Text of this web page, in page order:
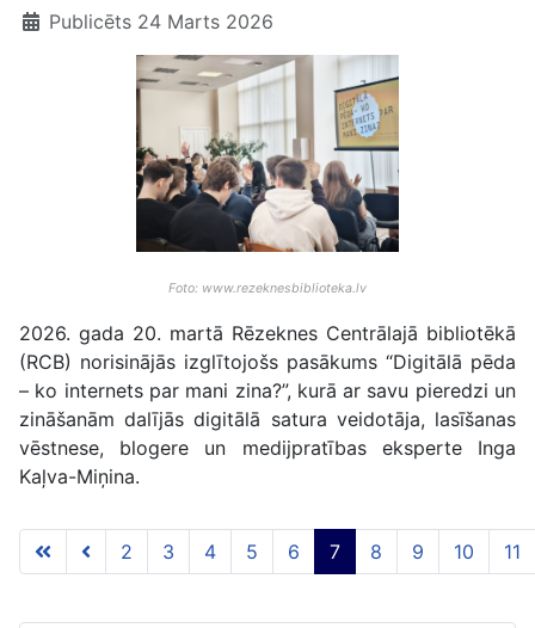
Publicēts 24 Marts 2026
Foto: www.rezeknesbiblioteka.lv
2026. gada 20. martā Rēzeknes Centrālajā bibliotēkā
(RCB) norisinājās izglītojošs pasākums “Digitālā pēda
– ko internets par mani zina?”, kurā ar savu pieredzi un
zināšanām dalījās digitālā satura veidotāja, lasīšanas
vēstnese, blogere un medijpratības eksperte Inga
Kaļva-Miņina.
7 lapa no 117
2 3 4 5 6 7 8 9 10 11